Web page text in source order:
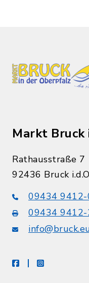
Markt Bruck
Rathausstraße 7
92436 Bruck
09434 9412-
09434 9412-
facebookinstagram